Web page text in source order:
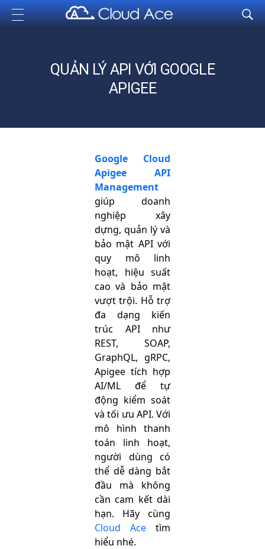
Cloud Ace
Nhà cung cấp giải pháp trên GCP cho doanh nghiệp
QUẢN LÝ API VỚI GOOGLE
APIGEE
Google Cloud
Apigee API
Management
giúp doanh
nghiệp xây
dựng, quản lý và
bảo mật API với
quy mô linh
hoạt, hiệu suất
cao và bảo mật
vượt trội. Hỗ trợ
đa dạng kiến
trúc API như
REST, SOAP,
GraphQL, gRPC,
Apigee tích hợp
AI/ML để tự
động kiểm soát
và tối ưu API. Với
mô hình thanh
toán linh hoạt,
người dùng có
thể dễ dàng bắt
đầu mà không
cần cam kết dài
hạn. Hãy cùng
Cloud Ace tìm
hiểu nhé.